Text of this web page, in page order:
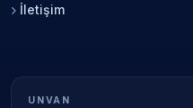
İletişim
UNVAN